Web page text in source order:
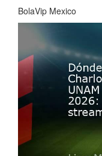
BolaVip Mexico